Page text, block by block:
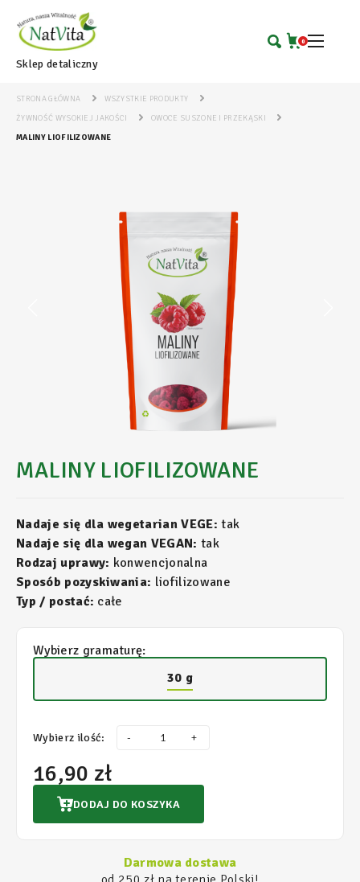
Sklep detaliczny
0
STRONA GŁÓWNA
WSZYSTKIE PRODUKTY
ŻYWNOŚĆ WYSOKIEJ JAKOŚCI
OWOCE SUSZONE I PRZEKĄSKI
MALINY LIOFILIZOWANE
MALINY LIOFILIZOWANE
Nadaje się dla wegetarian VEGE: tak
Nadaje się dla wegan VEGAN: tak
Rodzaj uprawy: konwencjonalna
Sposób pozyskiwania: liofilizowane
Typ / postać: całe
Wybierz gramaturę:
30 g
Wybierz ilość: - +
16,90 zł
DODAJ DO KOSZYKA
Darmowa dostawa